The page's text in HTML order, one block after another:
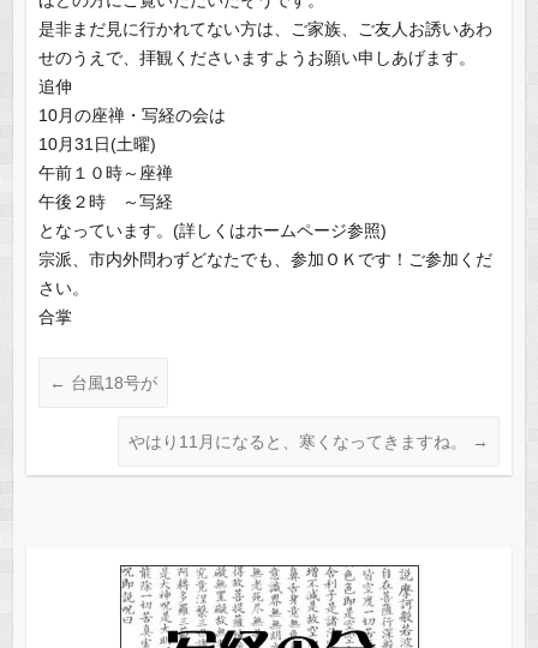
是非まだ見に行かれてない方は、ご家族、ご友人お誘いあわ
せのうえで、拝観くださいますようお願い申しあげます。
追伸
10月の座禅・写経の会は
10月31日(土曜)
午前１０時～座禅
午後２時 ～写経
となっています。(詳しくはホームページ参照)
宗派、市内外問わずどなたでも、参加ＯＫです！ご参加くだ
さい。
合掌
← 台風18号が
やはり11月になると、寒くなってきますね。 →